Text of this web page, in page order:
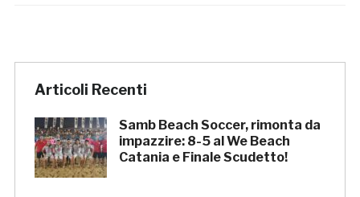
Articoli Recenti
Samb Beach Soccer, rimonta da
impazzire: 8-5 al We Beach
Catania e Finale Scudetto!